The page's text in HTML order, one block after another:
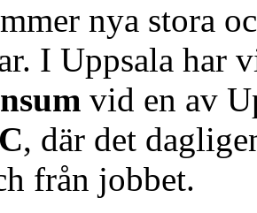
nya stora
I Uppsala har
vid en av
, där det
från jobbet.